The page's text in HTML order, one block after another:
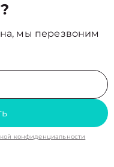
мы перезвоним
конфиденциальности